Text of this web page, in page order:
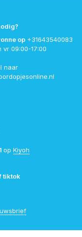
op +31643540083
vr 09:00-17:00
naar
op Kiyoh
tiktok